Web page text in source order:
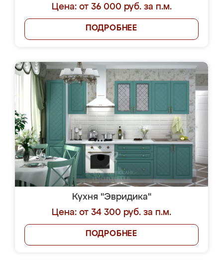
Цена: от 36 000 руб. за п.м.
ПОДРОБНЕЕ
Кухня "Эвридика"
Цена: от 34 300 руб. за п.м.
ПОДРОБНЕЕ